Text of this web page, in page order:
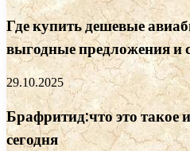
Где купить дешевые
выгодные предложения и
29.10.2025
Брафритид:что это такое
сегодня